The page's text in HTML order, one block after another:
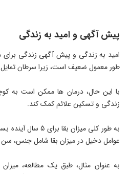
پیش آگهی و امید به زندگی
امید به زندگی و پیش آگهی زندگی برای
طور معمول ضعیف است، زیرا سرطان تمایل
با این حال، درمان ها ممکن است به
زندگی و تسکین علائم کمک کند.
به طور کلی میزان بقا
عوامل دخیل در میزان بقا شامل جنس،